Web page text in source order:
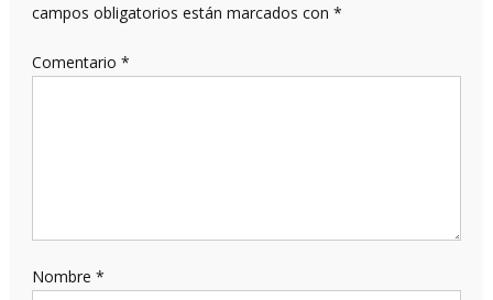
campos obligatorios están marcados con *
Comentario *
Nombre *